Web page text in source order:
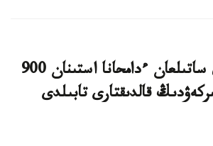
پولشادا بالمۇزداق ساتىلعان ءدامحانا استىنان 900
قالدىقتارى تابىلدى